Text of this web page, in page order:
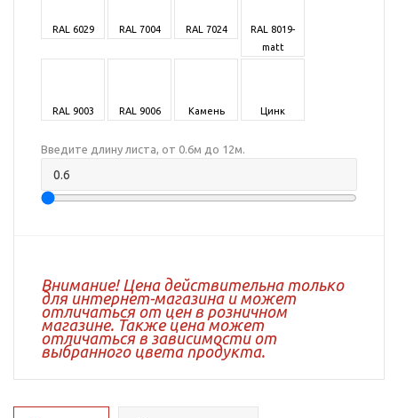
RAL 6029 RAL 7004 RAL 7024
RAL 8019-
matt
RAL 9003 RAL 9006 Камень Цинк
Введите длину листа, от 0.6м до 12м.
Внимание! Цена действительна только
для интернет-магазина и может
отличаться от цен в розничном
магазине. Также цена может
отличаться в зависимости от
выбранного цвета продукта.